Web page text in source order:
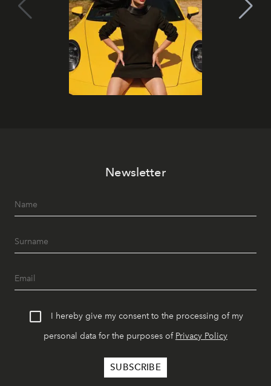
Newsletter
I hereby give my consent to the processing of my
personal data for the purposes of Privacy Policy